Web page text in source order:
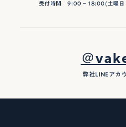
受付時間 9:00 ~ 18:00(土曜日
＠
弊社LINEアカ